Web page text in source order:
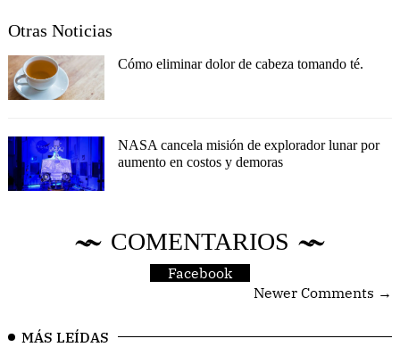
Otras Noticias
Cómo eliminar dolor de cabeza tomando té.
NASA cancela misión de explorador lunar por
aumento en costos y demoras
COMENTARIOS
Facebook
Newer Comments →
MÁS LEÍDAS